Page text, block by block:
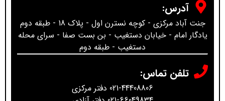
آدرس:
جنت آباد مرکزی - کوچه نسترن اول - پلاک 18 - طبقه دوم
یادگار امام - خیابان دستغیب - بن بست صفا - سرای محله
دستغیب - طبقه دوم
تلفن تماس:
021-44408806 دفتر مرکزی